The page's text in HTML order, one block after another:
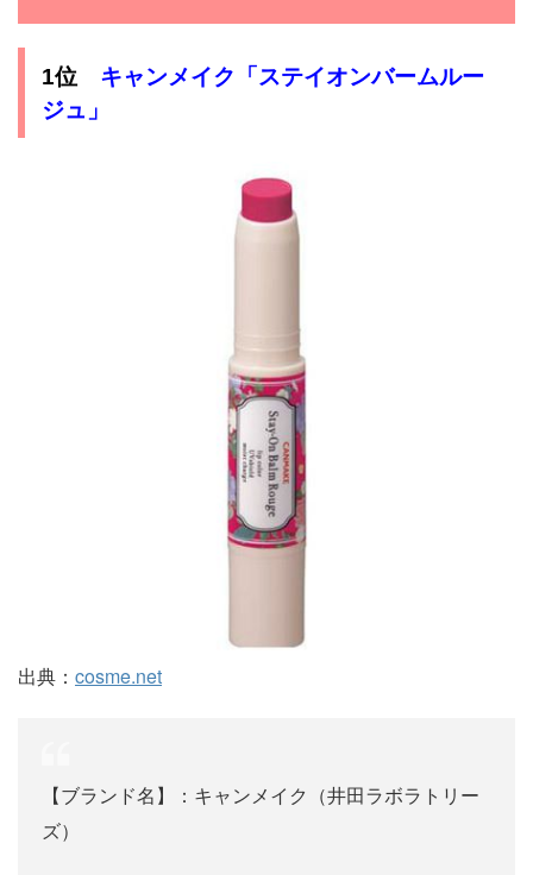
1位 キャンメイク「ステイオンバームルー
ジュ」
出典： cosme.net
【ブランド名】：キャンメイク（井田ラボラトリー
ズ）